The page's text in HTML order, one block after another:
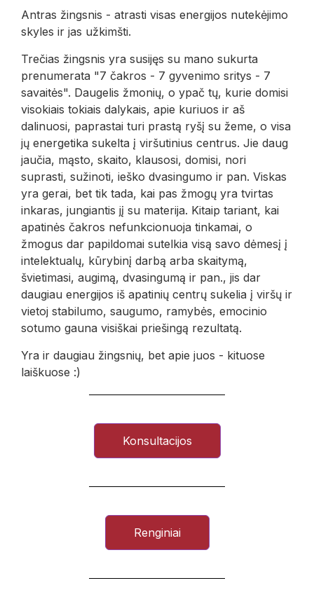
Antras žingsnis - atrasti visas energijos nutekėjimo
skyles ir jas užkimšti.
Trečias žingsnis yra susijęs su mano sukurta
prenumerata "7 čakros - 7 gyvenimo sritys - 7
savaitės". Daugelis žmonių, o ypač tų, kurie domisi
visokiais tokiais dalykais, apie kuriuos ir aš
dalinuosi, paprastai turi prastą ryšį su žeme, o visa
jų energetika sukelta į viršutinius centrus. Jie daug
jaučia, mąsto, skaito, klausosi, domisi, nori
suprasti, sužinoti, ieško dvasingumo ir pan. Viskas
yra gerai, bet tik tada, kai pas žmogų yra tvirtas
inkaras, jungiantis jį su materija. Kitaip tariant, kai
apatinės čakros nefunkcionuoja tinkamai, o
žmogus dar papildomai sutelkia visą savo dėmesį į
intelektualų, kūrybinį darbą arba skaitymą,
švietimasi, augimą, dvasingumą ir pan., jis dar
daugiau energijos iš apatinių centrų sukelia į viršų ir
vietoj stabilumo, saugumo, ramybės, emocinio
sotumo gauna visiškai priešingą rezultatą.
Yra ir daugiau žingsnių, bet apie juos - kituose
laiškuose :)
Konsultacijos
Renginiai